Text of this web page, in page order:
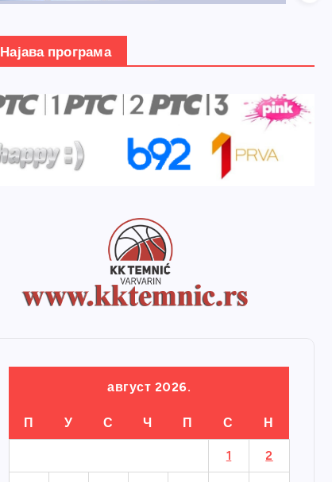
Најава програма
август 2026.
П У С Ч П С Н
1 2